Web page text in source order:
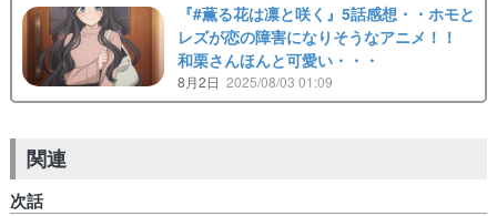
『#薫る花は凛と咲く』5話感想・・ホモと
レズが恋の障害になりそうなアニメ！！
和栗さんほんと可愛い・・・
8月2日 2025/08/03 01:09
関連
次話